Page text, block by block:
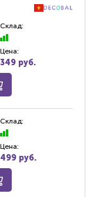
Склад:
Цена:
349 руб.
Склад:
Цена:
499 руб.